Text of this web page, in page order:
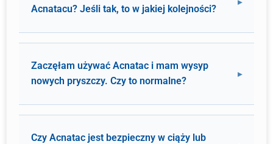
Acnatacu? Jeśli tak, to w jakiej kolejności?
Zaczęłam używać Acnatac i mam wysyp
nowych pryszczy. Czy to normalne?
Czy Acnatac jest bezpieczny w ciąży lub